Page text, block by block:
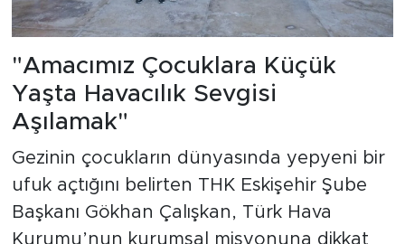
"Amacımız Çocuklara Küçük
Yaşta Havacılık Sevgisi
Aşılamak"
Gezinin çocukların dünyasında yepyeni bir
ufuk açtığını belirten THK Eskişehir Şube
Başkanı Gökhan Çalışkan, Türk Hava
Kurumu’nun kurumsal misyonuna dikkat